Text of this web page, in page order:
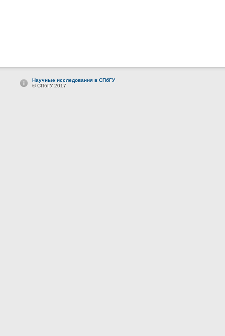
Научные исследования в СПбГУ
© СПбГУ 2017